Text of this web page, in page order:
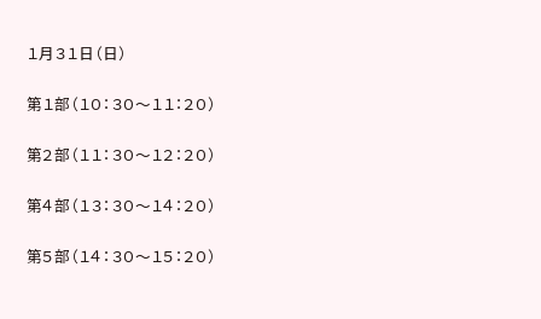
１月３１日（日）
第１部（１０：３０～１１：２０）
第２部（１１：３０～１２：２０）
第４部（１３：３０～１４：２０）
第５部（１４：３０～１５：２０）